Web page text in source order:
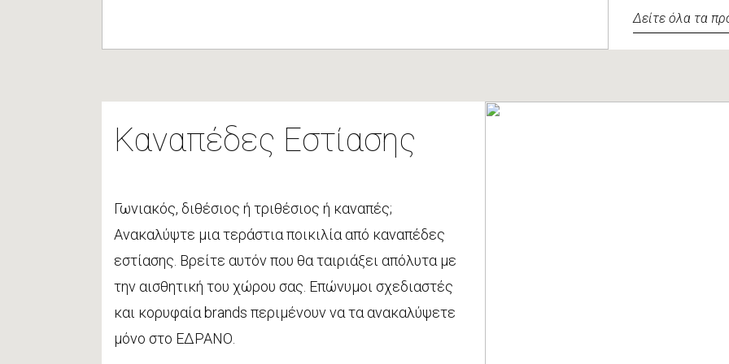
Δείτε όλα τα
Καναπέδες Εστίασης
Γωνιακός, διθέσιος ή τριθέσιος ή καναπές;
Ανακαλύψτε μια τεράστια ποικιλία από καναπέδες
εστίασης. Βρείτε αυτόν που θα ταιριάξει απόλυτα με
την αισθητική του χώρου σας. Επώνυμοι σχεδιαστές
και κορυφαία brands περιμένουν να τα ανακαλύψετε
μόνο στο ΕΔΡΑΝΟ.